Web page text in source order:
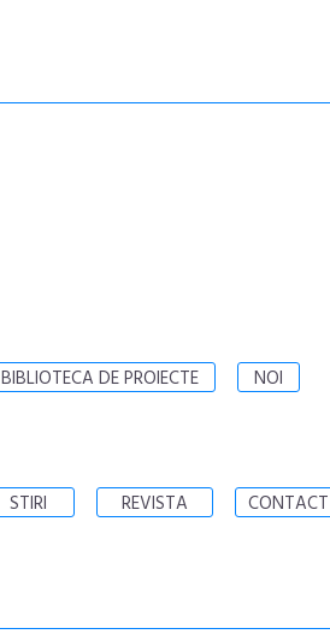
BIBLIOTECA DE PROIECTE NOI
STIRI REVISTA CONTACT